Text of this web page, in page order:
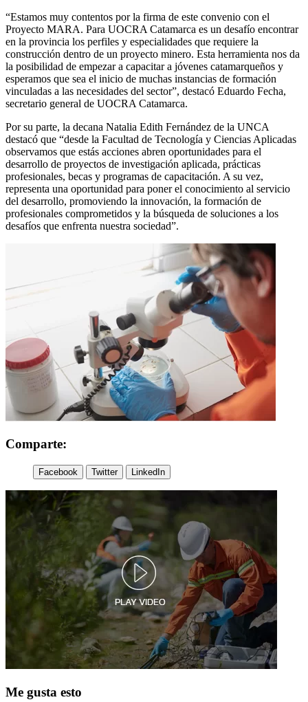
“Estamos muy contentos por la firma de este convenio con el
Proyecto MARA. Para UOCRA Catamarca es un desafío encontrar
en la provincia los perfiles y especialidades que requiere la
construcción dentro de un proyecto minero. Esta herramienta nos da
la posibilidad de empezar a capacitar a jóvenes catamarqueños y
esperamos que sea el inicio de muchas instancias de formación
vinculadas a las necesidades del sector”, destacó Eduardo Fecha,
secretario general de UOCRA Catamarca.
Por su parte, la decana Natalia Edith Fernández de la UNCA
destacó que “desde la Facultad de Tecnología y Ciencias Aplicadas
observamos que estás acciones abren oportunidades para el
desarrollo de proyectos de investigación aplicada, prácticas
profesionales, becas y programas de capacitación. A su vez,
representa una oportunidad para poner el conocimiento al servicio
del desarrollo, promoviendo la innovación, la formación de
profesionales comprometidos y la búsqueda de soluciones a los
desafíos que enfrenta nuestra sociedad”.
Comparte:
Facebook Twitter LinkedIn
Me gusta esto